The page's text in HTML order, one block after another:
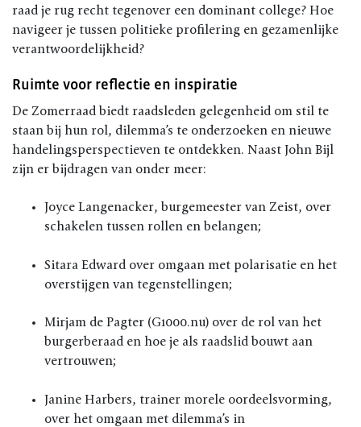
raad je rug recht tegenover een dominant college? Hoe
navigeer je tussen politieke profilering en gezamenlijke
verantwoordelijkheid?
Ruimte voor reflectie en inspiratie
De Zomerraad biedt raadsleden gelegenheid om stil te
staan bij hun rol, dilemma’s te onderzoeken en nieuwe
handelingsperspectieven te ontdekken. Naast John Bijl
zijn er bijdragen van onder meer:
Joyce Langenacker, burgemeester van Zeist, over
schakelen tussen rollen en belangen;
Sitara Edward over omgaan met polarisatie en het
overstijgen van tegenstellingen;
Mirjam de Pagter (G1000.nu) over de rol van het
burgerberaad en hoe je als raadslid bouwt aan
vertrouwen;
Janine Harbers, trainer morele oordeelsvorming,
over het omgaan met dilemma’s in